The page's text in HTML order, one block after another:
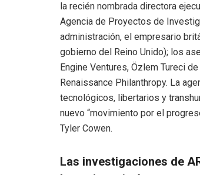
la recién nombrada directora
Agencia de Proyectos de
administración, el empresario
gobierno del Reino Unido); los
Engine Ventures, Özlem Tureci
Renaissance Philanthropy. La
tecnológicos, libertarios y
nuevo “movimiento por el
Tyler Cowen.
Las investigaciones de